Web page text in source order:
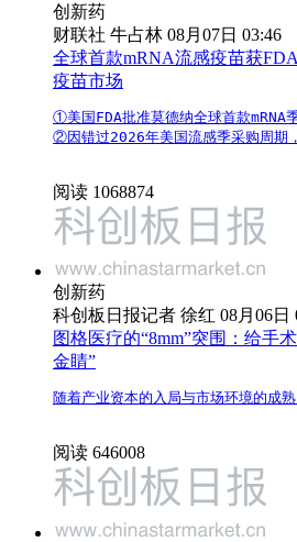
创新药
财联社 牛占林 08月07日 03:46
全球首款mRNA流感疫苗获
疫苗市场
①美国FDA批准莫德纳全球首款mRNA
②因错过2026年美国流感季采购周期
阅读 1068874
创新药
科创板日报记者 徐红 08月06日
图格医疗的“8mm”突围：给手
金睛”
随着产业资本的入局与市场环境的成
阅读 646008